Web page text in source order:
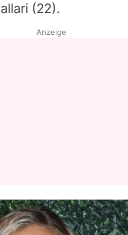
(22).
Anzeige